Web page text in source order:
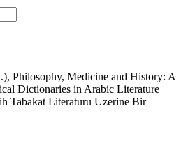
Philosophy, Medicine and History: A
Dictionaries in Arabic Literature
Tabakat Literaturu Uzerine Bir